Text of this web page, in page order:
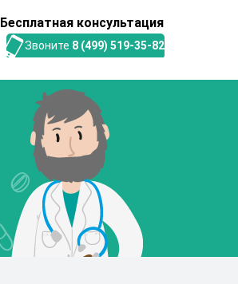
Бесплатная консультация
Звоните 8 (499) 519-35-82